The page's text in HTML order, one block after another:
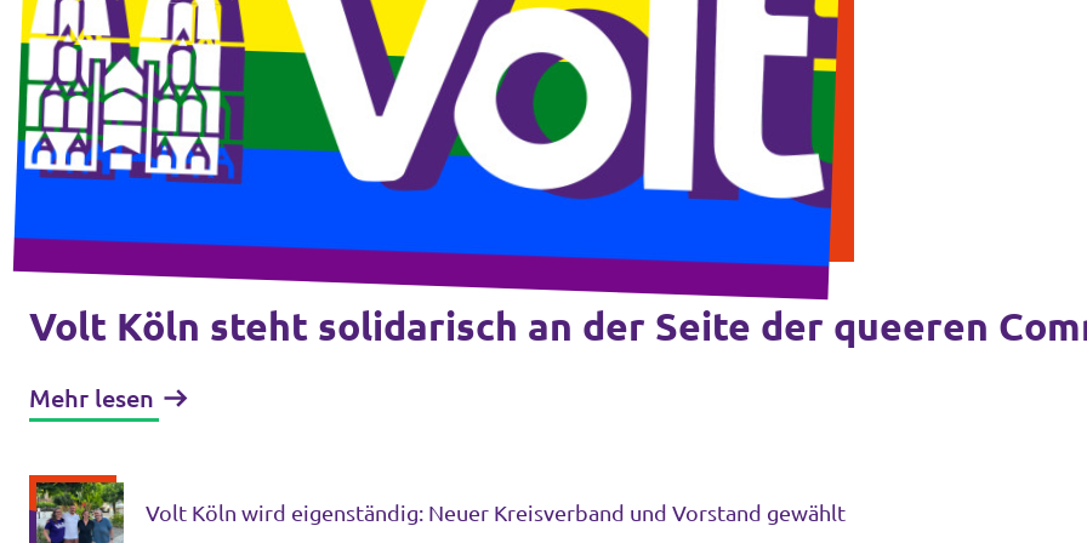
Volt Deutschland Merchandise Shop
Unsere Events
Presse
Mach bei uns mit!
Deine Spende für Volt!
Ratsfraktion Köln
Volt Köln steht solidarisch an der Seite der queeren
Mehr lesen
Volt Köln wird eigenständig: Neuer Kreisverband und Vorstand gewählt